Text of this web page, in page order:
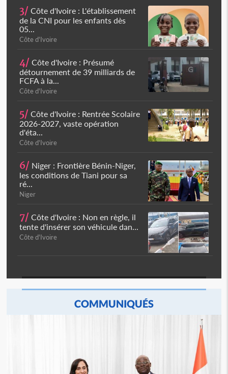
3/ Côte d'Ivoire : L'établissement
de la CNI pour les enfants dès
05...
Côte d'Ivoire
4/ Côte d'Ivoire : Présumé
détournement de 39 milliards de
FCFA à la...
Côte d'Ivoire
5/ Côte d'Ivoire : Rentrée Scolaire
2026-2027, vaste opération
d'éta...
Côte d'Ivoire
6/ Niger : Frontière Bénin-Niger,
les conditions de Tiani pour sa
ré...
Niger
7/ Côte d'Ivoire : Non en règle, il
tente d'insérer son véhicule dan...
Côte d'Ivoire
COMMUNIQUÉS